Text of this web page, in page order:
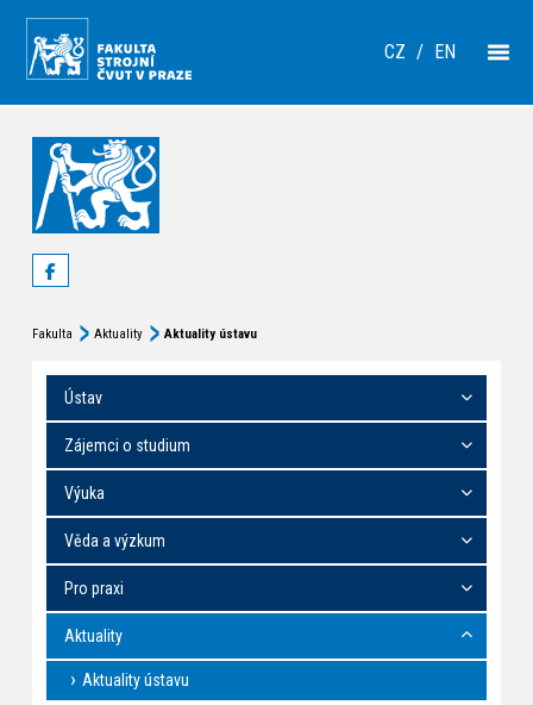
CZ / EN
Fakulta Aktuality Aktuality ústavu
Ústav
Zájemci o studium
Výuka
Věda a výzkum
Pro praxi
Aktuality
Aktuality ústavu